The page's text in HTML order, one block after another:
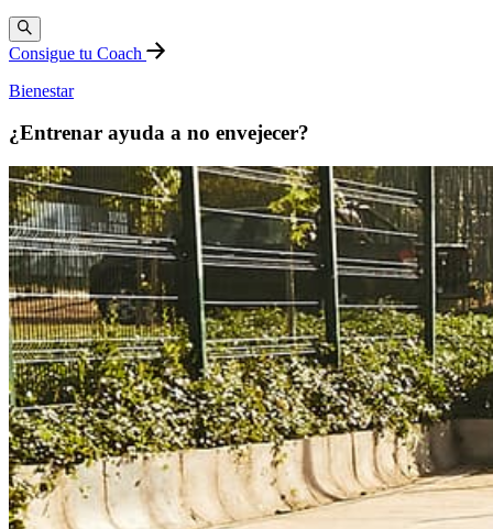
Consigue tu Coach
Bienestar
¿Entrenar ayuda a no envejecer?